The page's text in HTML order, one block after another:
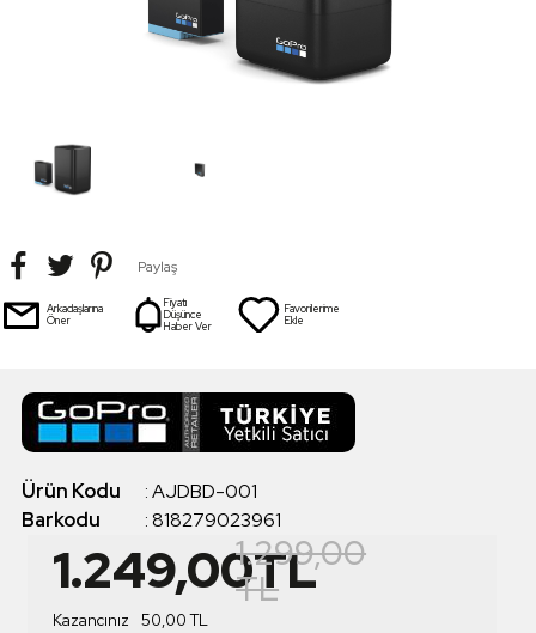
Paylaş
Arkadaşlarına
Öner
Fiyatı
Düşünce
Haber Ver
Favorilerime
Ekle
Ürün Kodu :AJDBD-001
Barkodu
:818279023961
1.249,00TL
1.299,00
TL
Kazancınız 50,00TL